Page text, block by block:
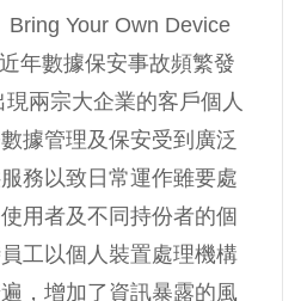
Bring Your Own Device
年數據保安事故頻繁發
兩宗大企業的客戶個人
據管理及保安受到廣泛
務以致日常運作雖要處
用者及不同持份者的個
工以個人裝置處理機構
，增加了資訊暴露的風